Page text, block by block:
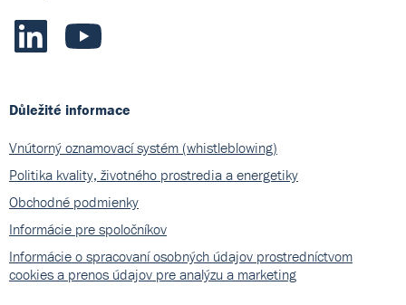
Důležité informace
Vnútorný oznamovací systém (whistleblowing)
Politika kvality, životného prostredia a energetiky
Obchodné podmienky
Informácie pre spoločníkov
Informácie o spracovaní osobných údajov prostredníctvom
cookies a prenos údajov pre analýzu a marketing